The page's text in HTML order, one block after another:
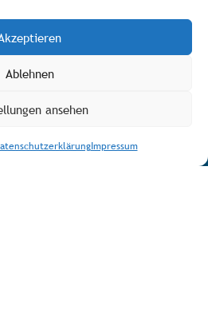
Ablehnen
ansehen
Impressum